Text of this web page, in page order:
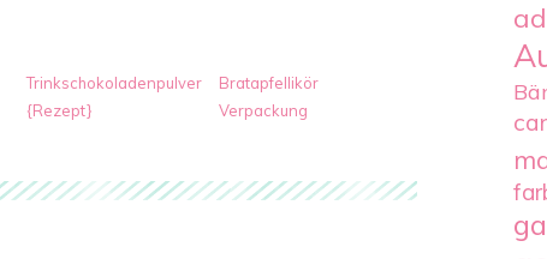
Trinkschokoladenpulver
{Rezept}
Bratapfellikör
Verpackung